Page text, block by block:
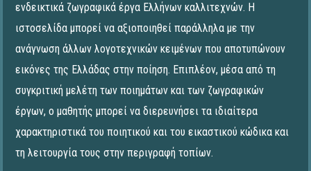
ενδεικτικά ζωγραφικά έργα Ελλήνων καλλιτεχνών. Η
ιστοσελίδα μπορεί να αξιοποιηθεί παράλληλα με την
ανάγνωση άλλων λογοτεχνικών κειμένων που αποτυπώνουν
εικόνες της Ελλάδας στην ποίηση. Επιπλέον, μέσα από τη
συγκριτική μελέτη των ποιημάτων και των ζωγραφικών
έργων, ο μαθητής μπορεί να διερευνήσει τα ιδιαίτερα
χαρακτηριστικά του ποιητικού και του εικαστικού κώδικα και
τη λειτουργία τους στην περιγραφή τοπίων.